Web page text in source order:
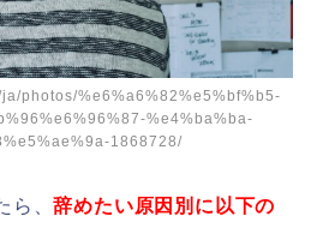
photos/%e6%a6%82%e5%bf%b5-
%e4%ba%ba-
1868728/
ら、辞めたい原因別に以下の